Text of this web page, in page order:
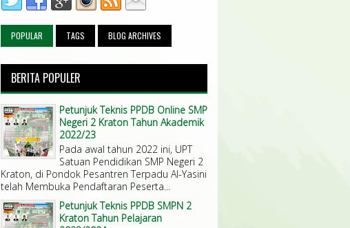
POPULAR TAGS BLOG ARCHIVES
BERITA POPULER
Petunjuk Teknis PPDB Online SMP
Negeri 2 Kraton Tahun Akademik
2022/23
Pada awal tahun 2022 ini, UPT
Satuan Pendidikan SMP Negeri 2
Kraton, di Pondok Pesantren Terpadu Al-Yasini
telah Membuka Pendaftaran Peserta...
Petunjuk Teknis PPDB SMPN 2
Kraton Tahun Pelajaran